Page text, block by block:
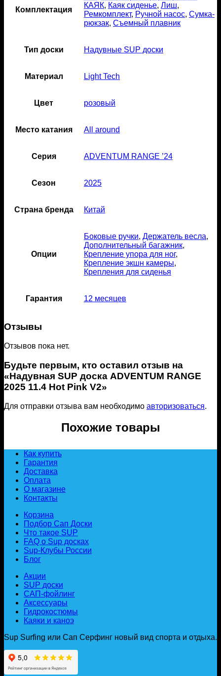
Комплектация
КАЯК, Каяк сиденье, Лиш,
Ремкомплект, Ручной насос, Сумка-
рюкзак, Съемный плавник
Тип доски Надувные SUP доски
Материал Light Tech
Цвет розовый
Место катания All around
Серия ADVENTUM RANGE ’24
Сезон 2025
Страна бренда Китай
Опции
Боковые ручки, Держатель весла,
Дополнительный багажник,
Крепление упора для ног,
Крепление экшн камеры,
Крепления для сиденья
Гарантия 12 месяцев
Отзывы
Отзывов пока нет.
Будьте первым, кто оставил отзыв на
«Надувная SUP доска ADVENTUM RANGE
2025 11.4 Hot Pink V2»
Для отправки отзыва вам необходимо авторизоваться.
Похожие товары
Как купить
Гарантия
Доставка
Оплата
О магазине
Контакты
Корзина
Подбор Сап Доски
Что такое SUP
FAQ о Sup досках
Sup-Клубы России
Блог
Акции
SUP доски
САП-фойлинг
Аксессуары
Гидрокостюмы
Каяки и каноэ
Sup Surfing или Сап Серфинг новый вид спорта и отдыха.